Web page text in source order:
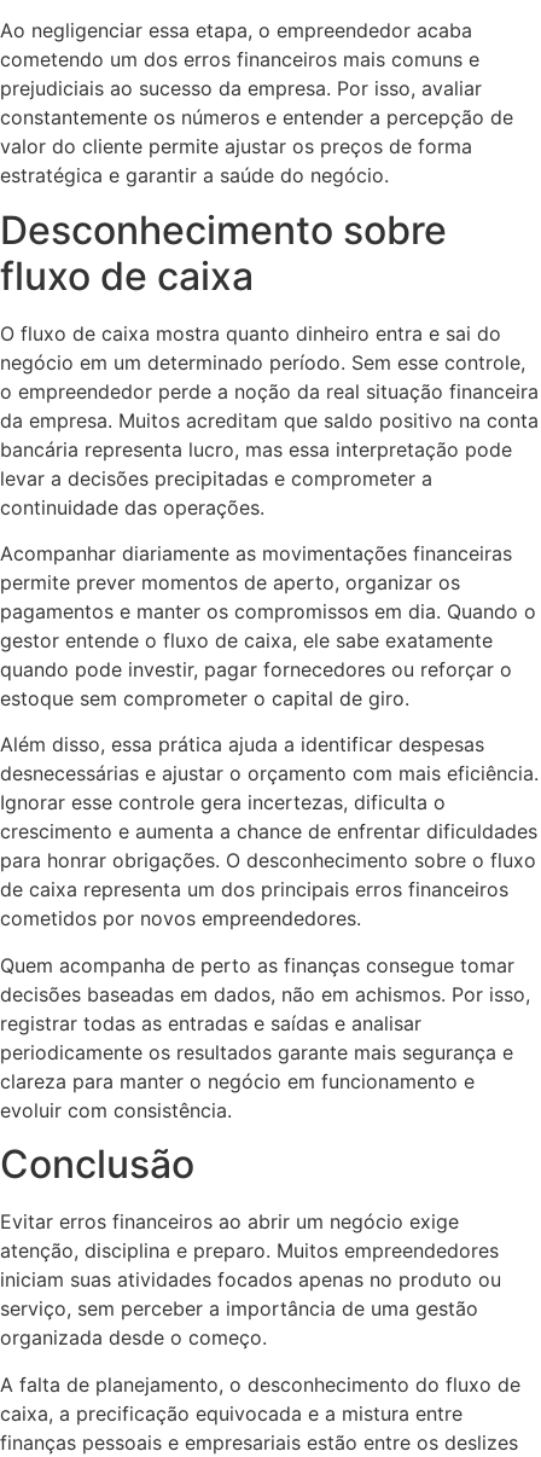
Ao negligenciar essa etapa, o empreendedor acaba
cometendo um dos erros financeiros mais comuns e
prejudiciais ao sucesso da empresa. Por isso, avaliar
constantemente os números e entender a percepção de
valor do cliente permite ajustar os preços de forma
estratégica e garantir a saúde do negócio.
Desconhecimento sobre
fluxo de caixa
O fluxo de caixa mostra quanto dinheiro entra e sai do
negócio em um determinado período. Sem esse controle,
o empreendedor perde a noção da real situação financeira
da empresa. Muitos acreditam que saldo positivo na conta
bancária representa lucro, mas essa interpretação pode
levar a decisões precipitadas e comprometer a
continuidade das operações.
Acompanhar diariamente as movimentações financeiras
permite prever momentos de aperto, organizar os
pagamentos e manter os compromissos em dia. Quando o
gestor entende o fluxo de caixa, ele sabe exatamente
quando pode investir, pagar fornecedores ou reforçar o
estoque sem comprometer o capital de giro.
Além disso, essa prática ajuda a identificar despesas
desnecessárias e ajustar o orçamento com mais eficiência.
Ignorar esse controle gera incertezas, dificulta o
crescimento e aumenta a chance de enfrentar dificuldades
para honrar obrigações. O desconhecimento sobre o fluxo
de caixa representa um dos principais erros financeiros
cometidos por novos empreendedores.
Quem acompanha de perto as finanças consegue tomar
decisões baseadas em dados, não em achismos. Por isso,
registrar todas as entradas e saídas e analisar
periodicamente os resultados garante mais segurança e
clareza para manter o negócio em funcionamento e
evoluir com consistência.
Conclusão
Evitar erros financeiros ao abrir um negócio exige
atenção, disciplina e preparo. Muitos empreendedores
iniciam suas atividades focados apenas no produto ou
serviço, sem perceber a importância de uma gestão
organizada desde o começo.
A falta de planejamento, o desconhecimento do fluxo de
caixa, a precificação equivocada e a mistura entre
finanças pessoais e empresariais estão entre os deslizes